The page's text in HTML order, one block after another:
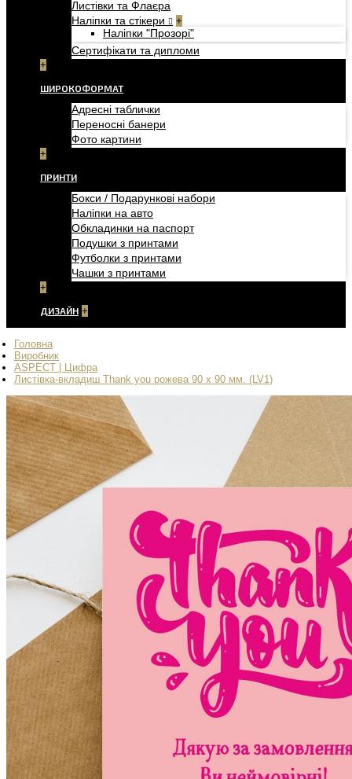
Листівки та Флаєра
Наліпки та стікери
+
Наліпки "Прозорі"
Сертифікати та дипломи
+
ШИРОКОФОРМАТ
Адресні таблички
Переносні банери
Фото картини
+
ПРИНТИ
Бокси / Подарункові набори
Наліпки на авто
Обкладинки на паспорт
Подушки з принтами
Футболки з принтами
Чашки з принтами
+
ДИЗАЙН +
Головна
Виробник
АSPECT | Цифра
Листівка-вкладиш Thank you рожева 90 х 90 мм. (LV1)